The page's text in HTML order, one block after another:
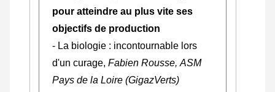
pour atteindre au plus vite ses
objectifs de production
- La biologie : incontournable lors
d'un curage,Fabien Rousse, ASM
Pays de la Loire (GigazVerts)